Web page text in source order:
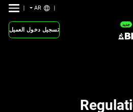
AR
جديد
تسجيل دخول العميل